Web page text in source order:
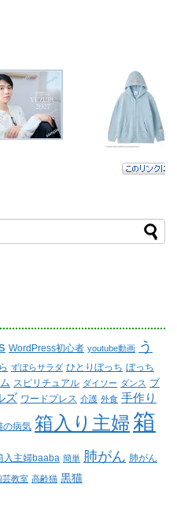
WordPress初心者 youtube動画 う
ずぼらサラダ ひとりぼっち ぼっち
スピリチュアル ダイソー ダンス ブ
ズ ワードプレス 介護 外食 手作り
の病気 箱入り主婦箱
入主婦baaba 簡単 肺がん 肺がん
芸教室 高齢猫 黒猫